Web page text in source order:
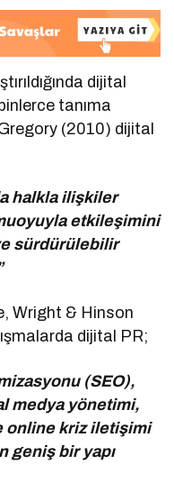
dijital
tanıma
(2010) dijital
halkla ilişkiler
etkileşimini
sürdürülebilir
Wright & Hinson
dijital PR;
(SEO),
medya yönetimi,
online kriz iletişimi
geniş bir yapı